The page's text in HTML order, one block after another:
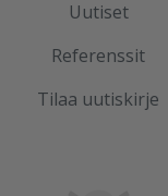
Uutiset
Referenssit
Tilaa uutiskirje